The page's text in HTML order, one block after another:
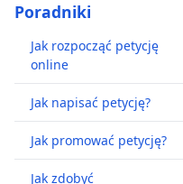
Poradniki
Jak rozpocząć petycję
online
Jak napisać petycję?
Jak promować petycję?
Jak zdobyć